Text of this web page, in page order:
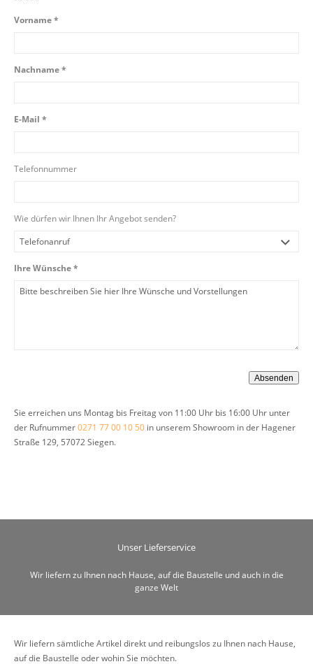
Vorname *
Nachname *
E-Mail *
Telefonnummer
Wie dürfen wir Ihnen Ihr Angebot senden?
Ihre Wünsche *
Sie erreichen uns Montag bis Freitag von 11:00 Uhr bis 16:00 Uhr unter
der Rufnummer0271 77 00 10 50 in unserem Showroom in der Hagener
Straße 129, 57072 Siegen.
Unser Lieferservice
Wir liefern zu Ihnen nach Hause, auf die Baustelle und auch in die
ganze Welt
Wir liefern sämtliche Artikel direkt und reibungslos zu Ihnen nach Hause,
auf die Baustelle oder wohin Sie möchten.